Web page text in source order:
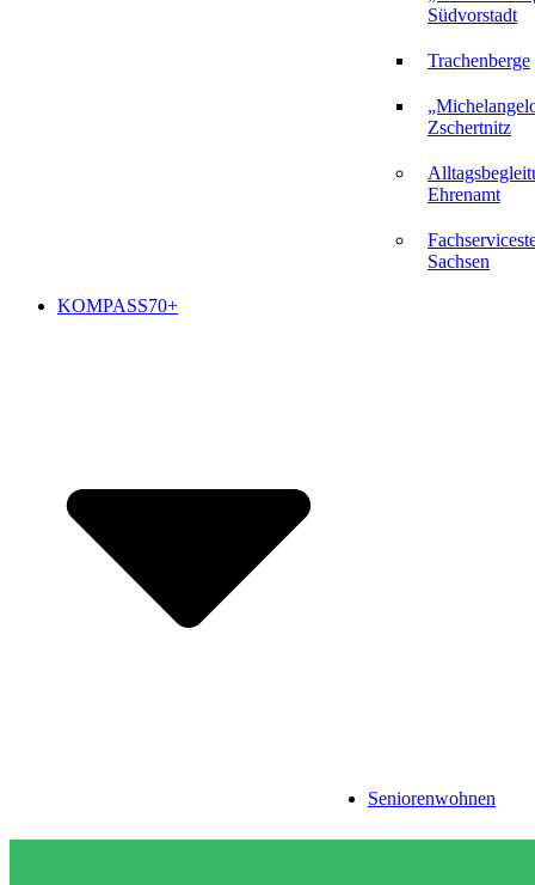
KOMPASS70+
Südvorstadt
Trachenberge
Zschertnitz
Ehrenamt
Sachsen
Seniorenwohnen